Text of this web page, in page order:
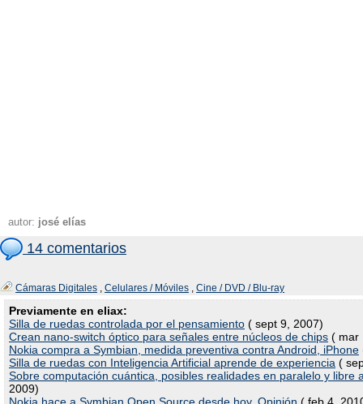
autor: josé elías
14 comentarios
Cámaras Digitales , Celulares / Móviles , Cine / DVD / Blu-ray
Previamente en eliax:
Silla de ruedas controlada por el pensamiento ( sept 9, 2007)
Crean nano-switch óptico para señales entre núcleos de chips ( mar
Nokia compra a Symbian, medida preventiva contra Android, iPhone
Silla de ruedas con Inteligencia Artificial aprende de experiencia (
Sobre computación cuántica, posibles realidades en paralelo y libre
2009)